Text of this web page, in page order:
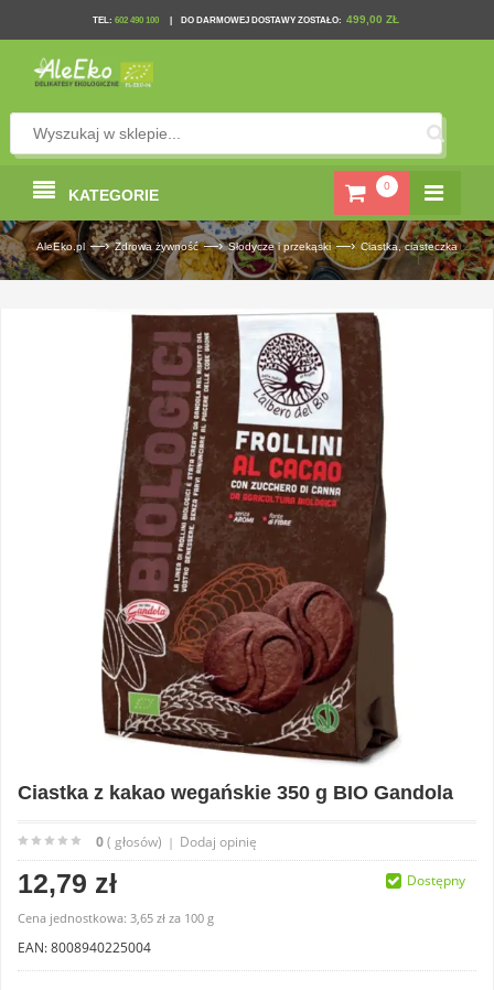
TEL: 602 490 100 DO DARMOWEJ DOSTAWY ZOSTAŁO: 499,00 ZŁ
0
KATEGORIE
AleEko.pl —› Zdrowa żywność —› Słodycze i przekąski —› Ciastka, ciasteczka
Ciastka z kakao wegańskie 350 g BIO Gandola
0( głosów) | Dodaj opinię
12,79 zł
Cena jednostkowa: 3,65 zł za 100 g
EAN: 8008940225004
Dostępny